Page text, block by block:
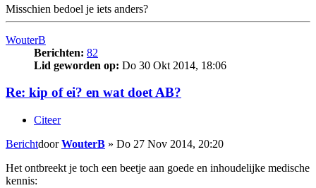
Misschien bedoel je iets anders?
WouterB
Berichten: 82
Lid geworden op: Do 30 Okt 2014, 18:06
Re: kip of ei? en wat doet AB?
Citeer
BerichtdoorWouterB » Do 27 Nov 2014, 20:20
Het ontbreekt je toch een beetje aan goede en inhoudelijke medische
kennis: